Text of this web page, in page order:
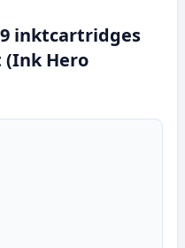
inktcartridges
(Ink Hero